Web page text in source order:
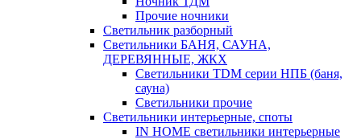
Прочие ночники
Светильник разборный
Светильники БАНЯ, САУНА,
ДЕРЕВЯННЫЕ, ЖКХ
Светильники TDM серии НПБ (баня,
сауна)
Светильники прочие
Светильники интерьерные, споты
IN HOME светильники интерьерные